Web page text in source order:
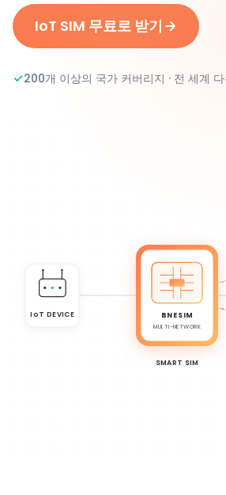
IoT SIM 무료로 받기
200개 이상의 국가 커버리지 · 전 세계
IoT DEVICE BNESIM
MULTI-NETWORK
SMART SIM